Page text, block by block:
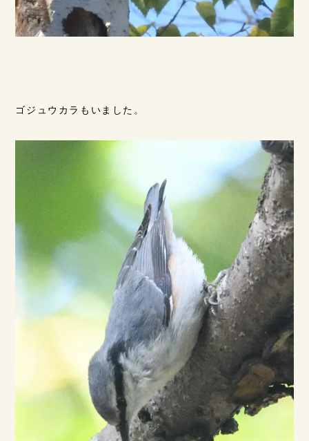
ゴジュウカラもいました。